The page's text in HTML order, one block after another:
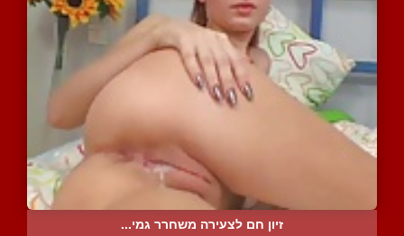
זיון חם לצעירה משחרר גמי...